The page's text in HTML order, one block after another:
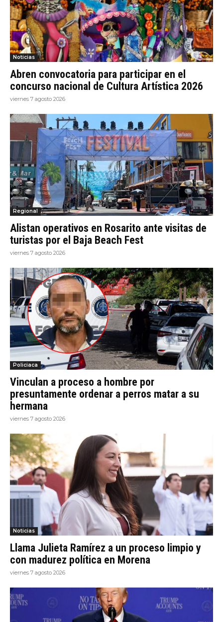
Noticias
Abren convocatoria para participar en el
concurso nacional de Cultura Artística 2026
viernes 7 agosto 2026
Regional
Alistan operativos en Rosarito ante visitas de
turistas por el Baja Beach Fest
viernes 7 agosto 2026
Policiaca
Vinculan a proceso a hombre por
presuntamente ordenar a perros matar a su
hermana
viernes 7 agosto 2026
Noticias
Llama Julieta Ramírez a un proceso limpio y
con madurez política en Morena
viernes 7 agosto 2026